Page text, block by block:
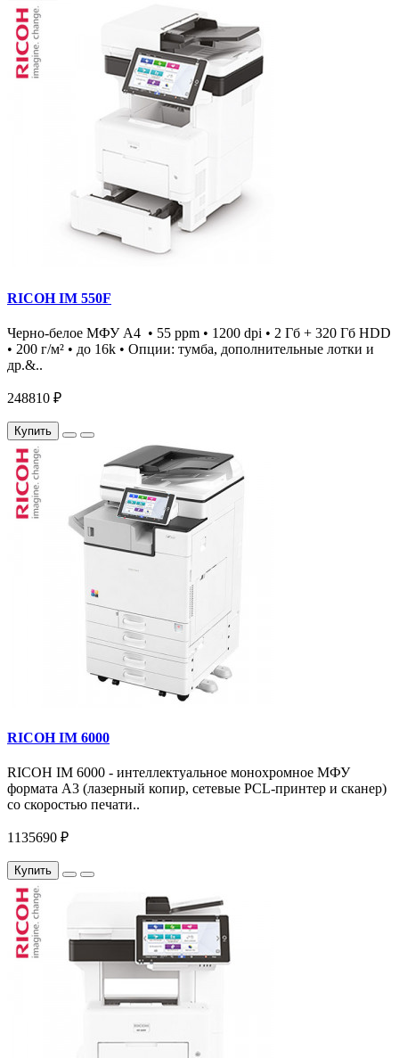
RICOH IM 550F
Черно-белое МФУ А4 • 55 ppm • 1200 dpi • 2 Гб + 320 Гб HDD
• 200 г/м² • до 16k • Опции: тумба, дополнительные лотки и
др.&..
248810 ₽
Купить
RICOH IM 6000
RICOH IM 6000 - интеллектуальное монохромное МФУ
формата А3 (лазерный копир, сетевые PCL-принтер и сканер)
со скоростью печати..
1135690 ₽
Купить